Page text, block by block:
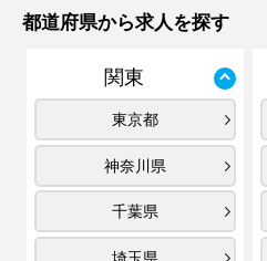
都道府県から求人を探す
関東
東京都
神奈川県
千葉県